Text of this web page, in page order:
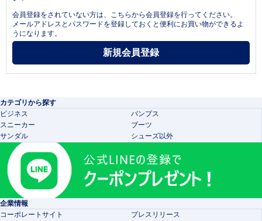
会員登録をされていない方は、こちらから会員登録を行ってください。
メールアドレスとパスワードを登録しておくと便利にお買い物ができるよ
うになります。
カテゴリから探す
ビジネス
パンプス
スニーカー
ブーツ
サンダル
シューズ以外
企業情報
コーポレートサイト
プレスリリース